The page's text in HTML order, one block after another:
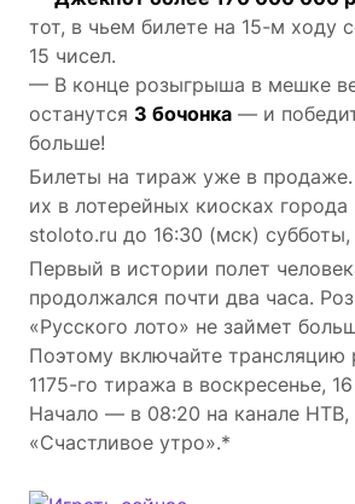
тот, в чьем билете на 15-м ходу
15 чисел.
— В конце розыгрыша в мешке
останутся 3 бочонка — и
больше!
Билеты на тираж уже в
их в лотерейных киосках города
stoloto.ru до 16:30 (мск) субботы,
Первый в истории полет
продолжался почти два часа.
«Русского лото» не займет
Поэтому включайте трансляцию
1175-го тиража в воскресенье,
Начало — в 08:20 на канале
«Счастливое утро».*